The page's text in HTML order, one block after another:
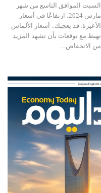
السبت الموافق التاسع من شهر
مارس 2024، ارتفاعًا في أسعار
الأعيرة. قد يعجبك.. أسعار الألماس
تهبط مع توقعات بأن تشهد المزيد
من الانخفاض…